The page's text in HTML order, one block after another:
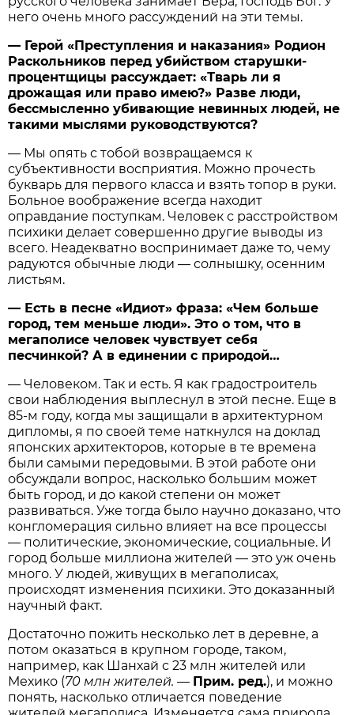
него очень много рассуждений на эти темы.
— Герой «Преступления и наказания» Родион
Раскольников перед убийством старушки-
процентщицы рассуждает: «Тварь ли я
дрожащая или право имею?» Разве люди,
бессмысленно убивающие невинных людей, не
такими мыслями руководствуются?
— Мы опять с тобой возвращаемся к
субъективности восприятия. Можно прочесть
букварь для первого класса и взять топор в руки.
Больное воображение всегда находит
оправдание поступкам. Человек с расстройством
психики делает совершенно другие выводы из
всего. Неадекватно воспринимает даже то, чему
радуются обычные люди — солнышку, осенним
листьям.
— Есть в песне «Идиот» фраза: «Чем больше
город, тем меньше люди». Это о том, что в
мегаполисе человек чувствует себя
песчинкой? А в единении с природой…
— Человеком. Так и есть. Я как градостроитель
свои наблюдения выплеснул в этой песне. Еще в
85-м году, когда мы защищали в архитектурном
дипломы, я по своей теме наткнулся на доклад
японских архитекторов, которые в те времена
были самыми передовыми. В этой работе они
обсуждали вопрос, насколько большим может
быть город, и до какой степени он может
развиваться. Уже тогда было научно доказано, что
конгломерация сильно влияет на все процессы
— политические, экономические, социальные. И
город больше миллиона жителей — это уж очень
много. У людей, живущих в мегаполисах,
происходят изменения психики. Это доказанный
научный факт.
Достаточно пожить несколько лет в деревне, а
потом оказаться в крупном городе, таком,
например, как Шанхай с 23 млн жителей или
Мехико (70 млн жителей. — Прим. ред.), и можно
понять, насколько отличается поведение